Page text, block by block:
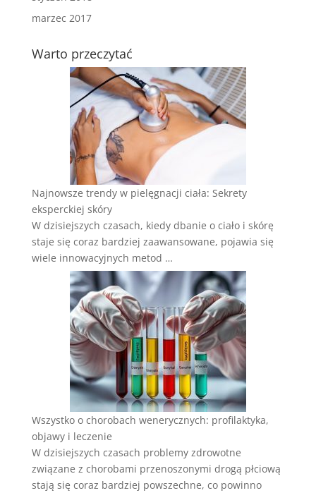
marzec 2017
Warto przeczytać
Najnowsze trendy w pielęgnacji ciała: Sekrety
eksperckiej skóry
W dzisiejszych czasach, kiedy dbanie o ciało i skórę
staje się coraz bardziej zaawansowane, pojawia się
wiele innowacyjnych metod …
Wszystko o chorobach wenerycznych: profilaktyka,
objawy i leczenie
W dzisiejszych czasach problemy zdrowotne
związane z chorobami przenoszonymi drogą płciową
stają się coraz bardziej powszechne, co powinno